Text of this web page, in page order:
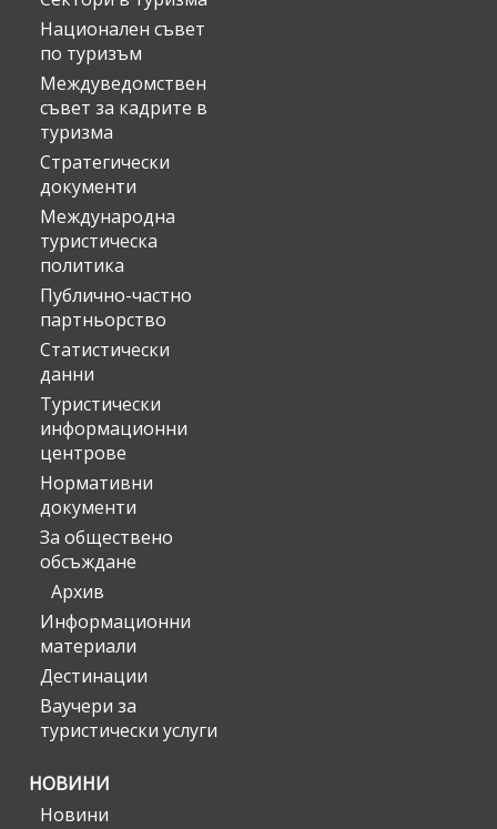
Национален съвет
по туризъм
Междуведомствен
съвет за кадрите в
туризма
Стратегически
документи
Международна
туристическа
политика
Публично-частно
партньорство
Статистически
данни
Туристически
информационни
центрове
Нормативни
документи
За обществено
обсъждане
Архив
Информационни
материали
Дестинации
Ваучери за
туристически услуги
НОВИНИ
Новини